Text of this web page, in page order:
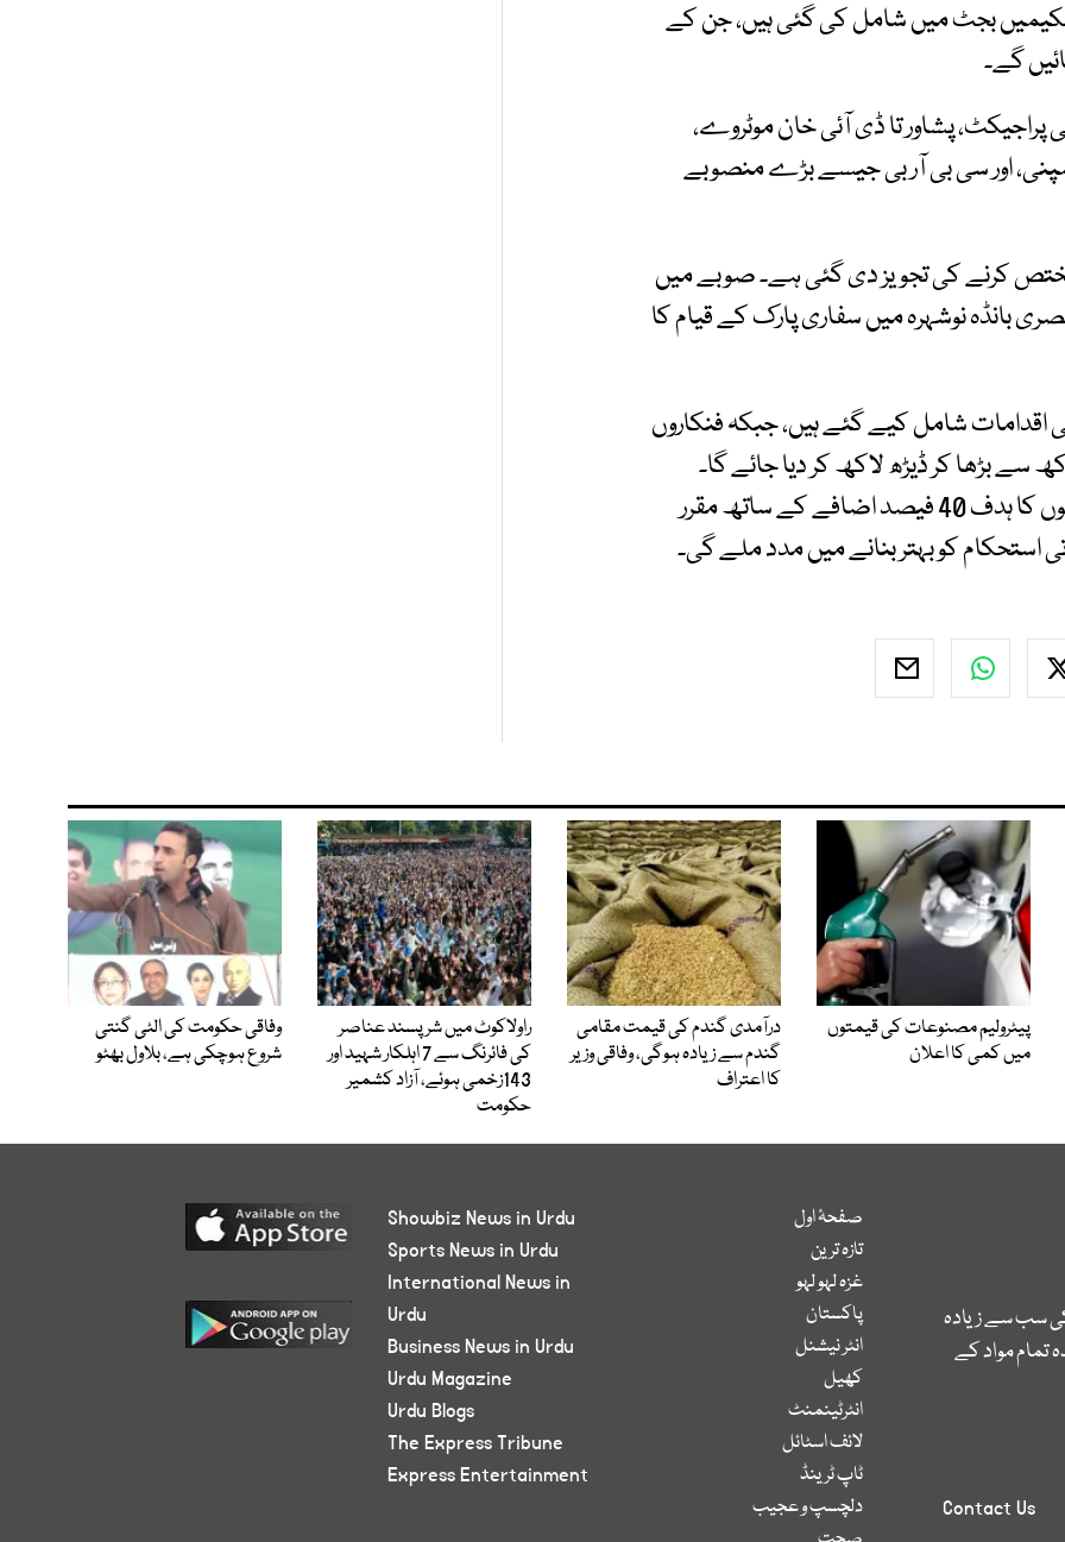
500 ارب روپے کی اسکیمیں بجٹ میں شامل کی گئی ہیں، جن کے
پشاور تا ڈی آئی خان موٹروے،
اور سی بی آر بی جیسے بڑے منصوبے
کرنے کی تجویز دی گئی ہے۔ صوبے میں
بانڈہ نوشہرہ میں سفاری پارک کے قیام کا
شامل کیے گئے ہیں، جبکہ فنکاروں
سے بڑھا کر ڈیڑھ لاکھ کر دیا جائے گا۔
صوبائی حکومت آئندہ مالی سال میں ٹیکس وصولیوں کا ہدف 40 فیصد اضافے کے ساتھ مقرر
کو بہتر بنانے میں مدد ملے گی۔
پیٹرولیم مصنوعات کی قیمتوں
میں کمی کا اعلان
درآمدی گندم کی قیمت مقامی
گندم سے زیادہ ہوگی، وفاقی وزیر
کا اعتراف
راولاکوٹ میں شرپسند عناصر
کی فائرنگ سے 7 اہلکار شہید اور
143زخمی ہوئے، آزاد کشمیر
حکومت
وفاقی حکومت کی الٹی گنتی
شروع ہوچکی ہے، بلاول بھٹو
سب سے زیادہ
مواد کے
Contact Us
صفحۂ اول
تازہ ترین
غزہ لہو لہو
پاکستان
انٹر نیشنل
کھیل
انٹرٹینمنٹ
لائف اسٹائل
ٹاپ ٹرینڈ
دلچسپ و عجیب
Showbiz News in Urdu
Sports News in Urdu
International News in
Urdu
Business News in Urdu
Urdu Magazine
Urdu Blogs
The Express Tribune
Express Entertainment